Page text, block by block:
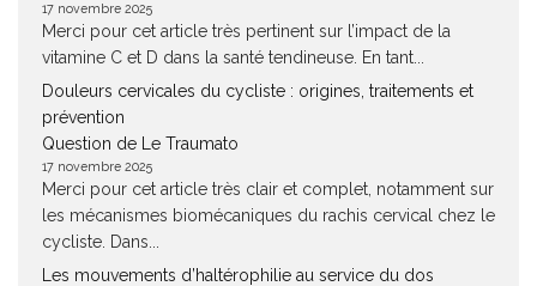
17 novembre 2025
Merci pour cet article très pertinent sur l’impact de la
vitamine C et D dans la santé tendineuse. En tant...
Douleurs cervicales du cycliste : origines, traitements et
prévention
Question de Le Traumato
17 novembre 2025
Merci pour cet article très clair et complet, notamment sur
les mécanismes biomécaniques du rachis cervical chez le
cycliste. Dans...
Les mouvements d’haltérophilie au service du dos